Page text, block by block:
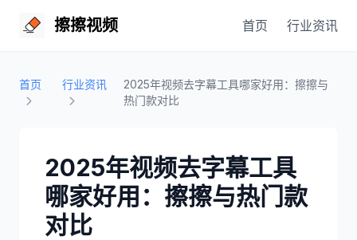
擦擦视频 首页 行业资讯
首页 行业资讯
2025年视频去字幕工具哪家好用：擦擦与
热门款对比
2025年视频去字幕工具
哪家好用：擦擦与热门款
对比